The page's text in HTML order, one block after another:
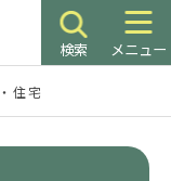
検索 メニュー
住宅